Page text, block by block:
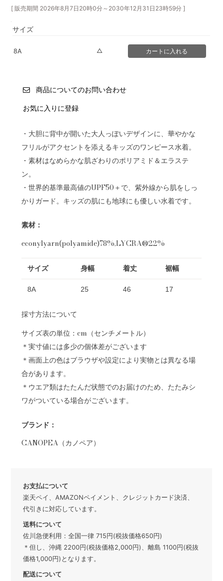
[ 販売期間 2026年8月7日20時0分～ 2030年12月31日23時59分 ]
サイズ
8A △
商品についてのお問い合わせ
お気に入りに登録
・大胆に背中が開いた大人っぽいデザインに、華やかな
フリルがアクセントを添えるキッズのワンピース水着。
・素材はなめらかな肌ざわりのポリアミド＆エラステ
ン。
・世界的基準最高値のUPF50＋で、紫外線から肌をしっ
かりガード。キッズの肌にも地球にも優しい水着です。
素材：
econylyarn(polyamide)78%,LYCRA®22%
サイズ 身幅 着丈 裾幅
8A 25 46 17
採寸方法について
サイズ表の単位：cm（センチメートル）
＊実寸値には多少の個体差がございます
＊画面上の色はブラウザや設定により実物とは異なる場
合があります。
＊ウエア類はたたんだ状態でのお届けのため、たたみシ
ワがついている場合がございます。
ブランド：
CANOPEA（カノペア）
お支払について
楽天ペイ、AMAZONペイメント、クレジットカード決済、
代引きに対応しています。
送料について
佐川急便利用：全国一律 715円(税抜価格650円)
＊但し、沖縄 2200円(税抜価格2,000円)、離島 1100円(税抜
価格1,000円)となります。
配送について